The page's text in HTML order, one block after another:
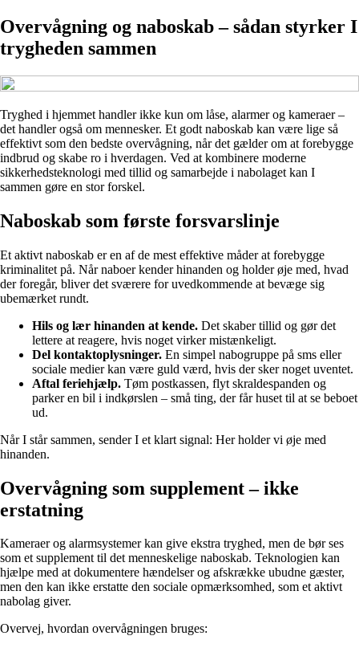
Overvågning og naboskab – sådan styrker I
trygheden sammen
Tryghed i hjemmet handler ikke kun om låse, alarmer og kameraer –
det handler også om mennesker. Et godt naboskab kan være lige så
effektivt som den bedste overvågning, når det gælder om at forebygge
indbrud og skabe ro i hverdagen. Ved at kombinere moderne
sikkerhedsteknologi med tillid og samarbejde i nabolaget kan I
sammen gøre en stor forskel.
Naboskab som første forsvarslinje
Et aktivt naboskab er en af de mest effektive måder at forebygge
kriminalitet på. Når naboer kender hinanden og holder øje med, hvad
der foregår, bliver det sværere for uvedkommende at bevæge sig
ubemærket rundt.
Hils og lær hinanden at kende. Det skaber tillid og gør det
lettere at reagere, hvis noget virker mistænkeligt.
Del kontaktoplysninger. En simpel nabogruppe på sms eller
sociale medier kan være guld værd, hvis der sker noget uventet.
Aftal feriehjælp. Tøm postkassen, flyt skraldespanden og
parker en bil i indkørslen – små ting, der får huset til at se beboet
ud.
Når I står sammen, sender I et klart signal: Her holder vi øje med
hinanden.
Overvågning som supplement – ikke
erstatning
Kameraer og alarmsystemer kan give ekstra tryghed, men de bør ses
som et supplement til det menneskelige naboskab. Teknologien kan
hjælpe med at dokumentere hændelser og afskrække ubudne gæster,
men den kan ikke erstatte den sociale opmærksomhed, som et aktivt
nabolag giver.
Overvej, hvordan overvågningen bruges: